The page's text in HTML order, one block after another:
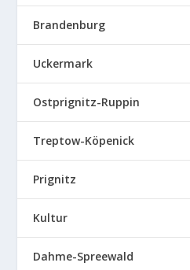
Brandenburg
Uckermark
Ostprignitz-Ruppin
Treptow-Köpenick
Prignitz
Kultur
Dahme-Spreewald